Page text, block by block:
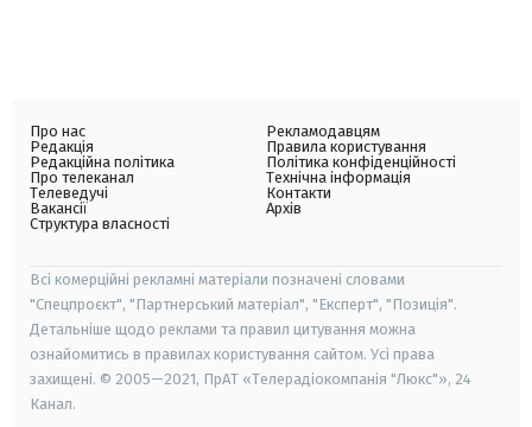
Про нас
Редакція
Редакційна політика
Про телеканал
Телеведучі
Вакансії
Структура власності
Рекламодавцям
Правила користування
Політика конфіденційності
Технічна інформація
Контакти
Архів
Всі комерційні рекламні матеріали позначені словами
"Спецпроєкт", "Партнерський матеріал", "Експерт", "Позиція".
Детальніше щодо реклами та правил цитування можна
ознайомитись в правилах користування сайтом. Усі права
захищені. © 2005—2021, ПрАТ «Телерадіокомпанія "Люкс"», 24
Канал.